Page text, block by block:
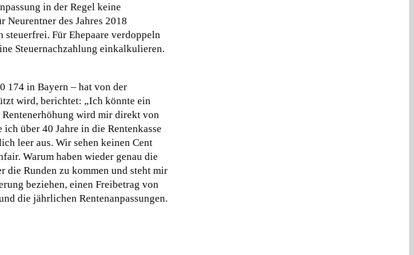
in der Regel keine
des Jahres 2018
steuerfrei. Für Ehepaare verdoppeln
Steuernachzahlung einkalkulieren.
174 in Bayern – hat von der
wird, berichtet: „Ich könnte ein
wird mir direkt von
über 40 Jahre in die Rentenkasse
leer aus. Wir sehen keinen Cent
Warum haben wieder genau die
die Runden zu kommen und steht mir
beziehen, einen Freibetrag von
die jährlichen Rentenanpassungen.